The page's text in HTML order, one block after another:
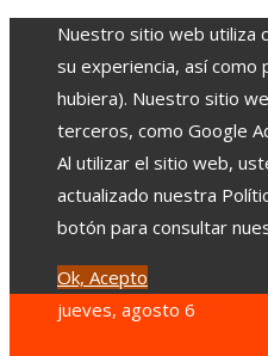
Nuestro sitio web utiliza
su experiencia, así como
hubiera). Nuestro sitio
terceros, como Google
Al utilizar el sitio web,
actualizado nuestra
botón para consultar
Ok, Acepto
jueves, agosto 6